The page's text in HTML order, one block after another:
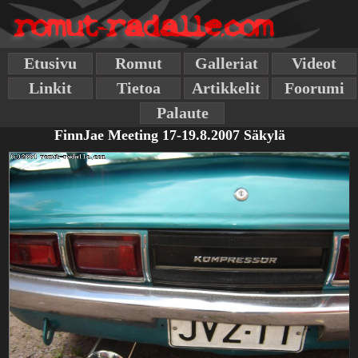
Etusivu Romut Galleriat
Videot
Linkit
Tietoa Artikkelit
Foorumi
Palaute
FinnJae Meeting 17-19.8.2007 Säkylä